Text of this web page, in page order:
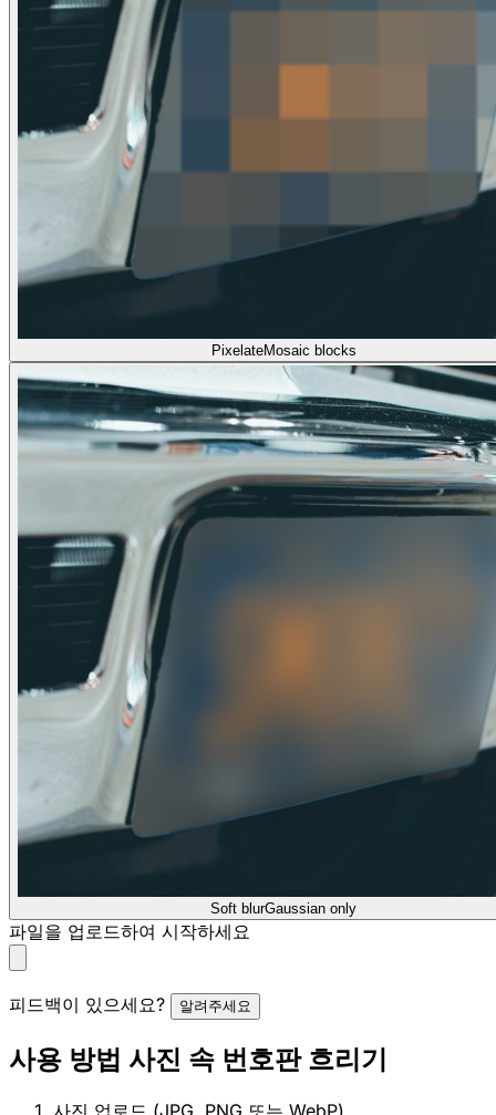
PixelateMosaic blocks
Soft blurGaussian only
파일을 업로드하여 시작하세요
피드백이 있으세요? 알려주세요
사용 방법 사진 속 번호판 흐리기
사진 업로드 (JPG, PNG 또는 WebP)